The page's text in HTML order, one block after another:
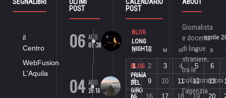
il
Centro
WebFusion
L'Aquila
POST
06 AGO
09:38
BLOG
LONG
NIGHTS
04 AGO
20:16
BLOG
PRIMA
DEL
GIRO
POST
aprile
L M M G V S
1 2 3 4 5 6
8
9 10 11 12 13
15
16 17 18 19 20
Giornalista
e docente
di lingue
straniere,
tra le
collaborazioni
l’agenzia